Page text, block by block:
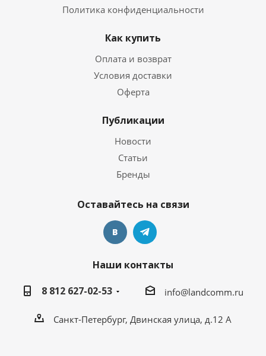
Политика конфиденциальности
Как купить
Оплата и возврат
Условия доставки
Оферта
Публикации
Новости
Статьи
Бренды
Оставайтесь на связи
Наши контакты
8 812 627-02-53
info@landcomm.ru
Санкт-Петербург, Двинская улица, д.12 А